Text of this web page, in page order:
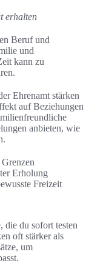
erhalten
Beruf und
und
kann zu
Ehrenamt stärken
auf Beziehungen
anbieten, wie
Erholung
Freizeit
die du sofort testen
oft stärker als
um